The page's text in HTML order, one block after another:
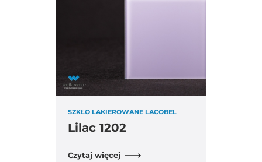
SZKŁO LAKIEROWANE LACOBEL
Lilac 1202
Czytaj więcej